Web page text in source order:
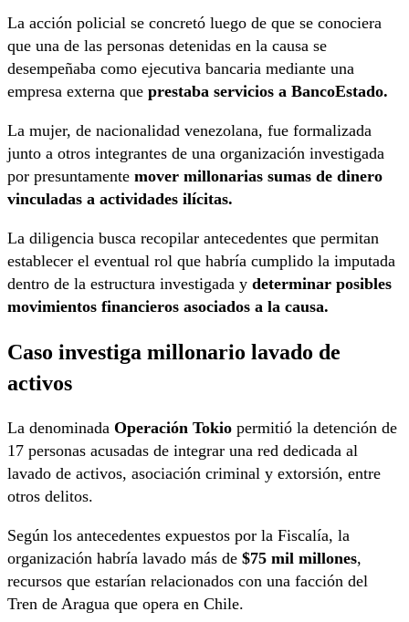
La acción policial se concretó luego de que se conociera
que una de las personas detenidas en la causa se
desempeñaba como ejecutiva bancaria mediante una
empresa externa que prestaba servicios a BancoEstado.
La mujer, de nacionalidad venezolana, fue formalizada
junto a otros integrantes de una organización investigada
por presuntamente mover millonarias sumas de dinero
vinculadas a actividades ilícitas.
La diligencia busca recopilar antecedentes que permitan
establecer el eventual rol que habría cumplido la imputada
dentro de la estructura investigada y determinar posibles
movimientos financieros asociados a la causa.
Caso investiga millonario lavado de
activos
La denominada Operación Tokio permitió la detención de
17 personas acusadas de integrar una red dedicada al
lavado de activos, asociación criminal y extorsión, entre
otros delitos.
Según los antecedentes expuestos por la Fiscalía, la
organización habría lavado más de $75 mil millones,
recursos que estarían relacionados con una facción del
Tren de Aragua que opera en Chile.